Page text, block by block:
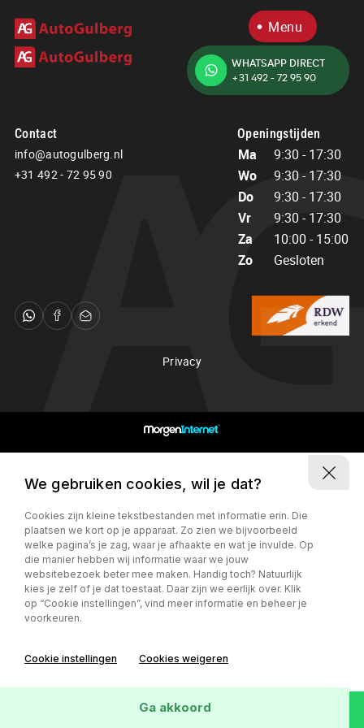
Menu
Over ons
Verkocht
Contact
Adres
Openingstijden
Ma
9:30 - 17:30
9:30 - 17:30
9:30 - 17:30
Za
10:00 - 15:00
WHATSAPP DIRECT
+31 492 - 72 95 90
Contact
info@autogulberg.nl
+31 492 - 72 95 90
Openingstijden
Ma
9:30 - 17:30
Wo
9:30 - 17:30
Do
9:30 - 17:30
Vr
9:30 - 17:30
Za
10:00 - 15:00
Zo
Gesloten
Privacy
We gebruiken cookies, wil je dat?
Cookies zijn kleine tekstbestanden met informatie erin. Die
plaatsen we kort op je apparaat. Zo zien we bijvoorbeeld
welke pagina’s je zag, waar je afhaakte en wat je invulde. Op
die manier hebben wij informatie waar we jouw
websitebezoek beter mee maken. Handig toch? Natuurlijk
kies je zelf of je dat toestaat. Daar zijn we eerlijk over. Klik
op “Cookie instellingen”, vind meer informatie en beheer je
voorkeuren.
Cookie instellingen Cookies weigeren
Ga akkoord